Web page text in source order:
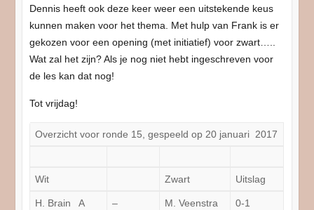
Dennis heeft ook deze keer weer een uitstekende keus
kunnen maken voor het thema. Met hulp van Frank is er
gekozen voor een opening (met initiatief) voor zwart…..
Wat zal het zijn? Als je nog niet hebt ingeschreven voor
de les kan dat nog!
Tot vrijdag!
Overzicht voor ronde 15, gespeeld op 20 januari 2017
Wit Zwart Uitslag
H. Brain A –
M. Veenstra
0-1